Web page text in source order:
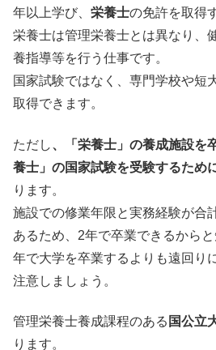
年以上学び、 栄養士の免許を取得
栄養士は管理栄養士とは異なり、
養指導等を行う仕事です。
国家試験ではなく、専門学校や短
取得できます。
ただし、「栄養士」の養成施設を
養士」の国家試験を受験するため
ります。
施設での修業年限と実務経験が合
あるため、2年で卒業できるから
年で大学を卒業するよりも遠回り
注意しましょう。
管理栄養士養成課程のある 国公立
ります。